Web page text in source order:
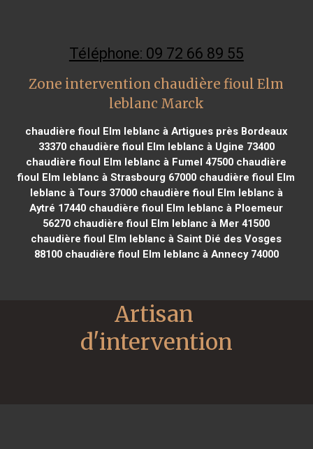
Téléphone: 09 72 66 89 55
Zone intervention chaudière fioul Elm
leblanc Marck
chaudière fioul Elm leblanc à Artigues près Bordeaux
33370chaudière fioul Elm leblanc à Ugine 73400
chaudière fioul Elm leblanc à Fumel 47500 chaudière
fioul Elm leblanc à Strasbourg 67000 chaudière fioul Elm
leblanc à Tours 37000chaudière fioul Elm leblanc à
Aytré 17440 chaudière fioul Elm leblanc à Ploemeur
56270 chaudière fioul Elm leblanc à Mer 41500
chaudière fioul Elm leblanc à Saint Dié des Vosges
88100chaudière fioul Elm leblanc à Annecy 74000
Artisan
d'intervention